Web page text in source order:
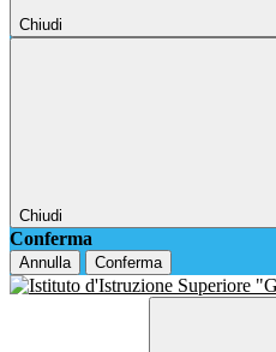
Chiudi
Chiudi
Conferma
Annulla Conferma